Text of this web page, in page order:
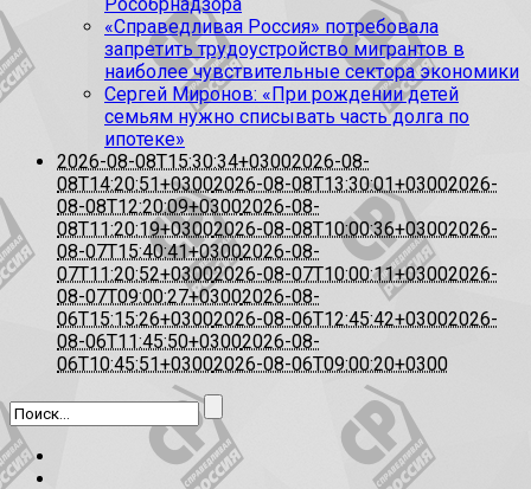
«Справедливая Россия» потребовала
запретить трудоустройство мигрантов в
наиболее чувствительные сектора экономики
Сергей Миронов: «При рождении детей
семьям нужно списывать часть долга по
ипотеке»
2026-08-08T15:30:34+03002026-08-
08T14:20:51+03002026-08-08T13:30:01+03002026-
08-08T12:20:09+03002026-08-
08T11:20:19+03002026-08-08T10:00:36+03002026-
08-07T15:40:41+03002026-08-
07T11:20:52+03002026-08-07T10:00:11+03002026-
08-07T09:00:27+03002026-08-
06T15:15:26+03002026-08-06T12:45:42+03002026-
08-06T11:45:50+03002026-08-
06T10:45:51+03002026-08-06T09:00:20+0300